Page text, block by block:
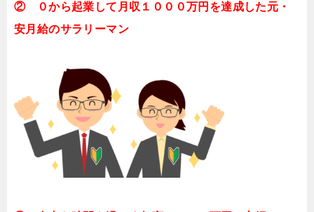
② ０から起業して月収１０００万円を達成した元・
安月給のサラリーマン